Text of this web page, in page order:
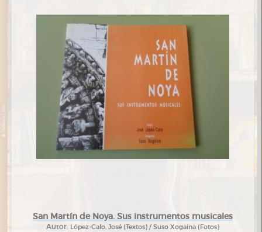
San Martín de Noya. Sus instrumentos musicales
Autor: López-Calo, José (Textos) / Suso Xogaina (Fotos)